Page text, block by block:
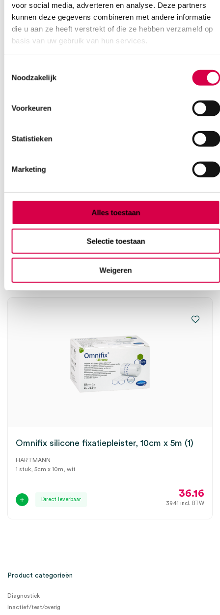
voor social media, adverteren en analyse. Deze partners
kunnen deze gegevens combineren met andere informatie
die u aan ze heeft verstrekt of die ze hebben verzameld op
basis van uw gebruik van hun services.
Noodzakelijk
Voorkeuren
Statistieken
Marketing
Alles toestaan
Selectie toestaan
Weigeren
20 stuks, 2.5cm x 12.5cm, onsteriel
Direct leverbaar
2.77
Leukoplast Fixomull stretch, 5cm x 10m (1)
BSN
Omnifix silicone fixatiepleister, 10cm x 5m (1)
HARTMANN
1 stuk, 5cm x 10m, wit
Direct leverbaar
36.16
39.41 incl. BTW
Product categorieën
Diagnostiek
Inactief/test/overig